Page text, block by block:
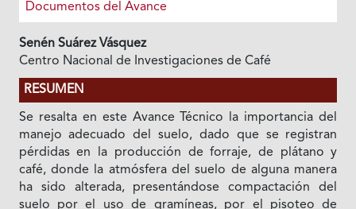
Documentos del Avance
Senén Suárez Vásquez
Centro Nacional de Investigaciones de Café
RESUMEN
Se resalta en este Avance Técnico la importancia del
manejo adecuado del suelo, dado que se registran
pérdidas en la producción de forraje, de plátano y
café, donde la atmósfera del suelo de alguna manera
ha sido alterada, presentándose compactación del
suelo por el uso de gramíneas, por el pisoteo de